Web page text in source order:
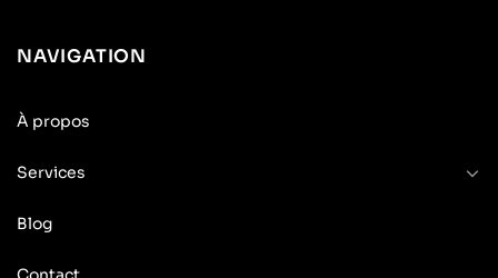
NAVIGATION
À propos
Services
Blog